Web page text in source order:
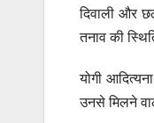
दिवाली और
तनाव की
योगी
उनसे मिलने